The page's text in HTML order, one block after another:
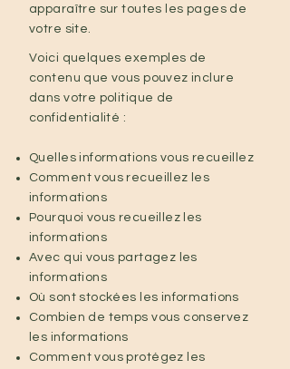
apparaître sur toutes les pages de
votre site.
Voici quelques exemples de
contenu que vous pouvez inclure
dans votre politique de
confidentialité :
Quelles informations vous recueillez
Comment vous recueillez les
informations
Pourquoi vous recueillez les
informations
Avec qui vous partagez les
informations
Où sont stockées les informations
Combien de temps vous conservez
les informations
Comment vous protégez les